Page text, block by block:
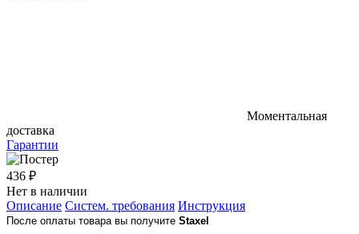
Моментальная
доставка
Гарантии
436 ₽
Нет в наличии
Описание Систем. требования Инструкция
После оплаты товара вы получите Staxel